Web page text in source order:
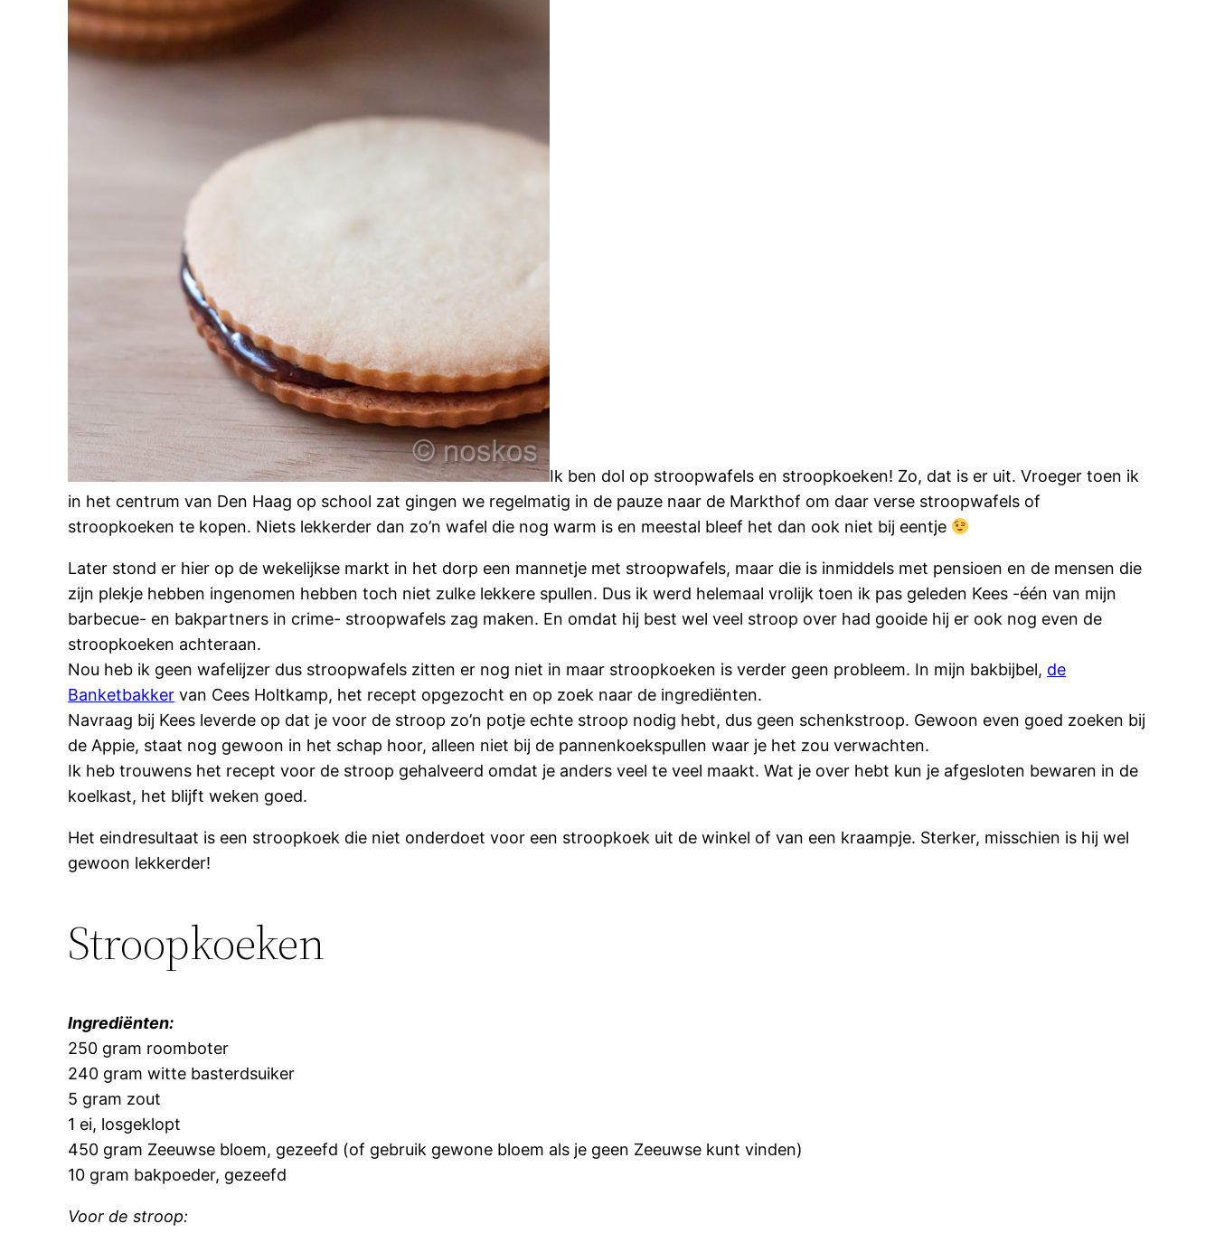
Ik ben dol op stroopwafels en stroopkoeken! Zo, dat is er uit. Vroeger toen ik
in het centrum van Den Haag op school zat gingen we regelmatig in de pauze naar de Markthof om daar verse stroopwafels of
stroopkoeken te kopen. Niets lekkerder dan zo’n wafel die nog warm is en meestal bleef het dan ook niet bij eentje
Later stond er hier op de wekelijkse markt in het dorp een mannetje met stroopwafels, maar die is inmiddels met pensioen en de mensen die
zijn plekje hebben ingenomen hebben toch niet zulke lekkere spullen. Dus ik werd helemaal vrolijk toen ik pas geleden Kees -één van mijn
barbecue- en bakpartners in crime- stroopwafels zag maken. En omdat hij best wel veel stroop over had gooide hij er ook nog even de
stroopkoeken achteraan.
Nou heb ik geen wafelijzer dus stroopwafels zitten er nog niet in maar stroopkoeken is verder geen probleem. In mijn bakbijbel, de
Banketbakker van Cees Holtkamp, het recept opgezocht en op zoek naar de ingrediënten.
Navraag bij Kees leverde op dat je voor de stroop zo’n potje echte stroop nodig hebt, dus geen schenkstroop. Gewoon even goed zoeken bij
de Appie, staat nog gewoon in het schap hoor, alleen niet bij de pannenkoekspullen waar je het zou verwachten.
Ik heb trouwens het recept voor de stroop gehalveerd omdat je anders veel te veel maakt. Wat je over hebt kun je afgesloten bewaren in de
koelkast, het blijft weken goed.
Het eindresultaat is een stroopkoek die niet onderdoet voor een stroopkoek uit de winkel of van een kraampje. Sterker, misschien is hij wel
gewoon lekkerder!
Stroopkoeken
Ingrediënten:
250 gram roomboter
240 gram witte basterdsuiker
5 gram zout
1 ei, losgeklopt
450 gram Zeeuwse bloem, gezeefd (of gebruik gewone bloem als je geen Zeeuwse kunt vinden)
10 gram bakpoeder, gezeefd
Voor de stroop: